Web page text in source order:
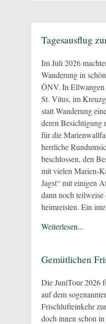
Tagesausflug
Im Juli 2026
Wanderung in
ÖNV. In Ellwangen
St. Vitus, im
statt Wanderung
deren Besichtigung
für die
herrliche
beschlossen, den
mit vielen Marien-
Jagst“ mit einigen
dann noch
heimreisten. Ein
Weiterlesen...
Gemütlichen
Die JuniTour 2026
auf dem
Frischlufteinkehr
doch innen schon